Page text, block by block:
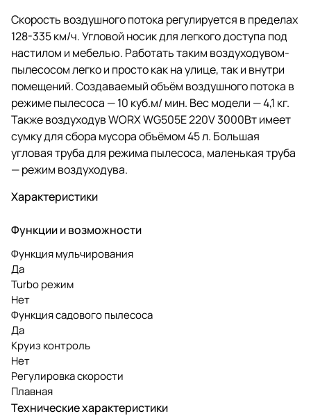
Скорость воздушного потока регулируется в пределах
128-335 км/ч. Угловой носик для легкого доступа под
настилом и мебелью. Работать таким воздуходувом-
пылесосом легко и просто как на улице, так и внутри
помещений. Создаваемый объём воздушного потока в
режиме пылесоса — 10 куб.м/ мин. Вес модели — 4,1 кг.
Также воздуходув WORX WG505E 220V 3000Вт имеет
сумку для сбора мусора объёмом 45 л. Большая
угловая труба для режима пылесоса, маленькая труба
— режим воздуходува.
Характеристики
Функции и возможности
Функция мульчирования
Да
Turbo режим
Нет
Функция садового пылесоса
Да
Круиз контроль
Нет
Регулировка скорости
Плавная
Технические характеристики